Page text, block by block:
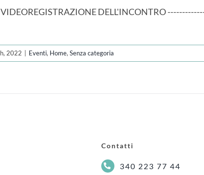
VIDEOREGISTRAZIONE DELL'INCONTRO
2022 Eventi, Home, Senza categoria
Contatti
340 223 77 44